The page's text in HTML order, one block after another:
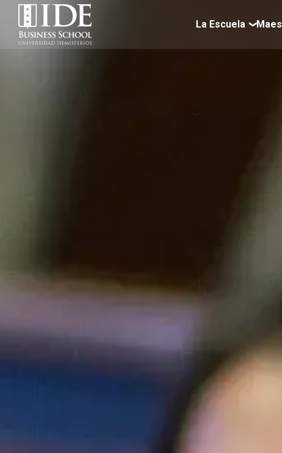
content
La Escuela